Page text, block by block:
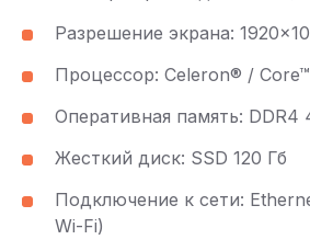
Разрешение экрана:
Процессор: Celeron® /
Оперативная память: DDR4
Жесткий диск: SSD 120 Гб
Подключение к сети:
Wi-Fi)